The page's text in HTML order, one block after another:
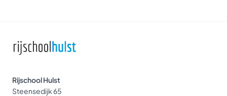
Rijschool Hulst
Steensedijk 65